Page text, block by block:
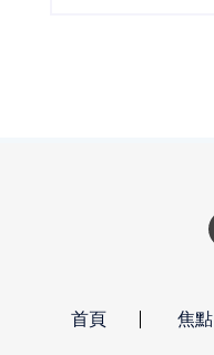
首頁 焦點